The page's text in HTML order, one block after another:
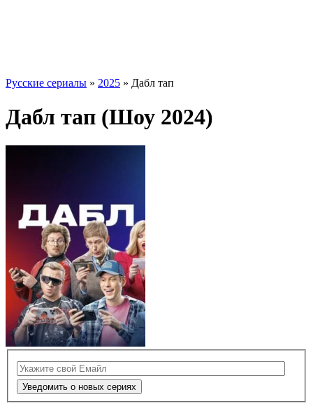
Русские сериалы » 2025 » Дабл тап
Дабл тап (Шоу 2024)
Уведомить о новых сериях